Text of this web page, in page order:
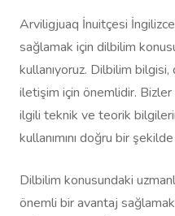
Arviligjuaq İnuitçesi
sağlamak için dilbilim
kullanıyoruz. Dilbilim
iletişim için önemlidir.
ilgili teknik ve teorik
kullanımını doğru bir
Dilbilim konusundaki
önemli bir avantaj